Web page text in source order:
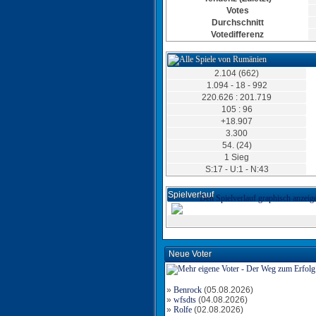
Torschütze: Schlesier
27.06.2025, 10:06 Uhr
Tor für Rumänien
Torschütze: Schlesier
Tor für Rumänien
Torschütze: Schlesier
27.06.2025, 06:24 Uhr
26.06.2025, 21:53 Uhr
Votes
Durchschnitt
Votedifferenz
2.104 (662)
1.094 - 18 - 992
220.626 : 201.719
105 : 96
+18.907
3.300
54. (24)
1 Sieg
S:17 - U:1 - N:43
SpielverlaufDen Spielverlauf graphisch
Neue Voter
» Benrock (05.08.2026)
» wfsdts (04.08.2026)
» Rolfe (02.08.2026)